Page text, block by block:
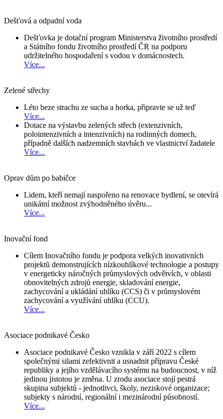
Dešťová a odpadní voda
Dešťovka je dotační program Ministerstva životního prostředí
a Státního fondu životního prostředí ČR na podporu
udržitelného hospodaření s vodou v domácnostech.
Více...
Zelené střechy
Léto beze strachu ze sucha a horka, připravte se už teď
Více...
Dotace na výstavbu zelených střech (extenzivních,
polointenzivních a intenzivních) na rodinných domech,
případně dalších nadzemních stavbách ve vlastnictví žadatele
Více...
Oprav dům po babičce
Lidem, kteří nemají naspořeno na renovace bydlení, se otevírá
unikátní možnost zvýhodněného úvěru...
Více...
Inovační fond
Cílem Inovačního fondu je podpora velkých inovativních
projektů demonstrujících nízkouhlíkové technologie a postupy
v energeticky náročných průmyslových odvětvích, v oblasti
obnovitelných zdrojů energie, skladování energie,
zachycování a ukládání uhlíku (CCS) či v průmyslovém
zachycování a využívání uhlíku (CCU).
Více...
Asociace podnikavé Česko
Asociace podnikavé Česko vznikla v září 2022 s cílem
společnými silami zefektivnit a usnadnit přípravu České
republiky a jejího vzdělávacího systému na budoucnost, v níž
jedinou jistotou je změna. U zrodu asociace stojí pestrá
skupina subjektů - jednotlivci, školy, neziskové organizace;
subjekty s národní, regionální i mezinárodní působností.
Více...